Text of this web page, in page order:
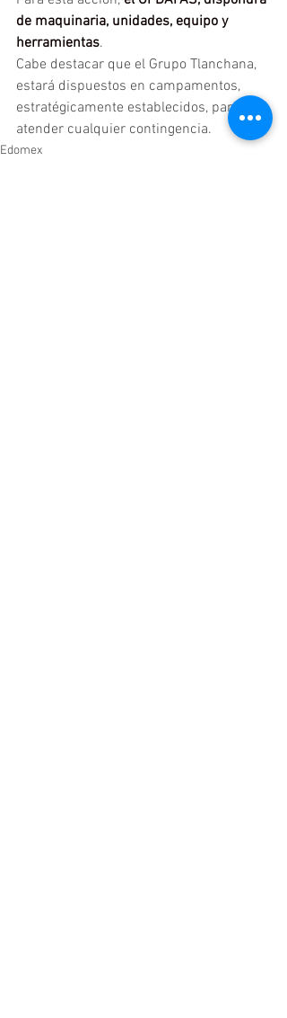
de maquinaria, unidades, equipo y
herramientas.
Cabe destacar que el Grupo Tlanchana,
estará dispuestos en campamentos,
estratégicamente establecidos, para
atender cualquier contingencia.
Edomex